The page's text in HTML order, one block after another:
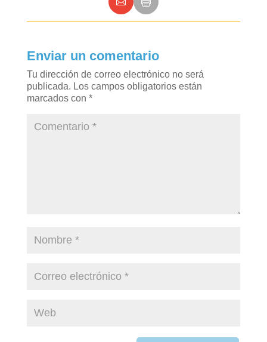
Enviar un comentario
Tu dirección de correo electrónico no será
publicada. Los campos obligatorios están
marcados con *